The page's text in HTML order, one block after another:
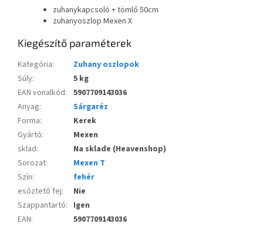
zuhanykapcsoló + tömlő 50cm
zuhanyoszlop Mexen X
Kiegészítő paraméterek
Kategória:
Zuhany oszlopok
Súly:
5 kg
EAN vonalkód: 5907709143036
Anyag:
Sárgaréz
Forma:
Kerek
Gyártó:
Mexen
sklad:
Na sklade (Heavenshop)
Sorozat:
Mexen T
Szín:
fehér
esőztető fej:
Nie
Szappantartó: Igen
EAN: 5907709143036